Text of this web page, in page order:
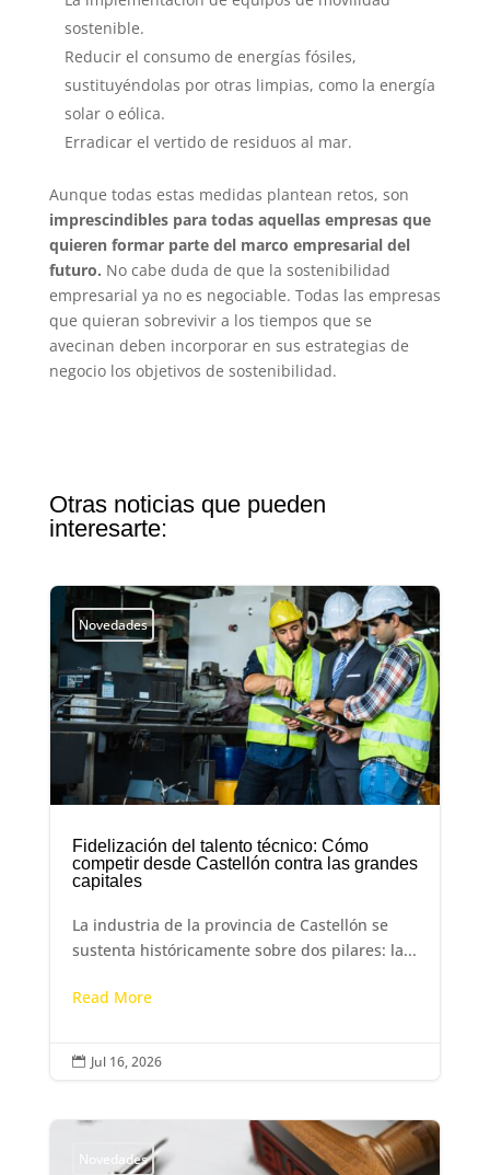
sostenible.
Reducir el consumo de energías fósiles,
sustituyéndolas por otras limpias, como la energía
solar o eólica.
Erradicar el vertido de residuos al mar.
Aunque todas estas medidas plantean retos, son
imprescindibles para todas aquellas empresas que
quieren formar parte del marco empresarial del
futuro. No cabe duda de que la sostenibilidad
empresarial ya no es negociable. Todas las empresas
que quieran sobrevivir a los tiempos que se
avecinan deben incorporar en sus estrategias de
negocio los objetivos de sostenibilidad.
Otras noticias que pueden
interesarte:
Novedades
Fidelización del talento técnico: Cómo
competir desde Castellón contra las grandes
capitales
La industria de la provincia de Castellón se
sustenta históricamente sobre dos pilares: la...
Read More
 Jul 16, 2026
Novedades